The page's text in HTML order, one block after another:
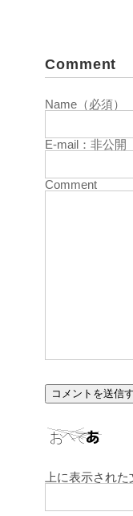
Comment
Name（必須）
E-mail：非公開
Comment
上に表示され